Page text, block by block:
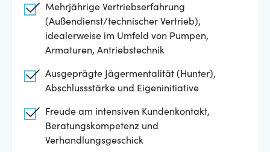
Mehrjährige Vertriebserfahrung
(Außendienst/technischer Vertrieb),
idealerweise im Umfeld von Pumpen,
Armaturen, Antriebstechnik
Ausgeprägte Jägermentalität (Hunter),
Abschlussstärke und Eigeninitiative
Freude am intensiven Kundenkontakt,
Beratungskompetenz und
Verhandlungsgeschick